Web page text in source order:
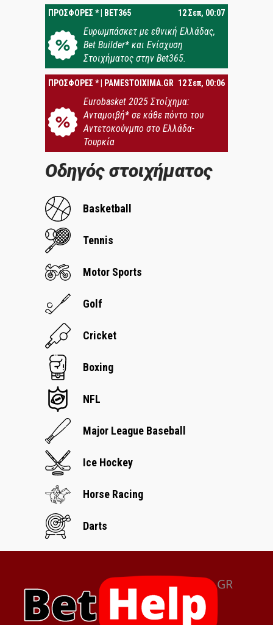
ΠΡΟΣΦΟΡΕΣ * | BET365 12 Σεπ, 00:07
Ευρωμπάσκετ με εθνική Ελλάδας,
Bet Builder* και Ενίσχυση
Στοιχήματος στην Bet365.
ΠΡΟΣΦΟΡΕΣ * | PAMESTOIXIMA.GR 12 Σεπ, 00:06
Eurobasket 2025 Στοίχημα:
Ανταμοιβή* σε κάθε πόντο του
Αντετοκούνμπο στο Ελλάδα-
Τουρκία
Οδηγός στοιχήματος
Basketball
Tennis
Motor Sports
Golf
Cricket
Boxing
NFL
Major League Baseball
Ice Hockey
Horse Racing
Darts